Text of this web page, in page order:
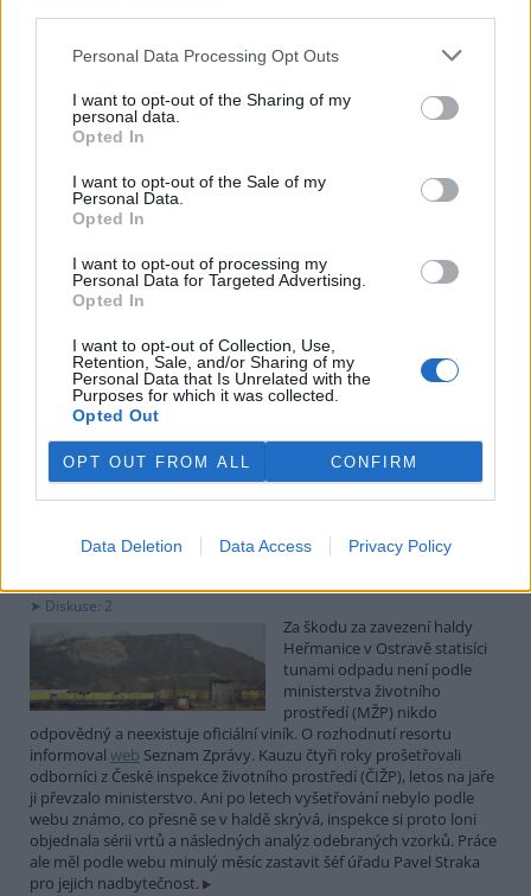
Personal Data Processing Opt Outs
I want to opt-out of the Sharing of my
personal data.
Opted In
I want to opt-out of the Sale of my
Personal Data.
Opted In
I want to opt-out of processing my
Personal Data for Targeted Advertising.
Opted In
I want to opt-out of Collection, Use,
Retention, Sale, and/or Sharing of my
Personal Data that Is Unrelated with the
Purposes for which it was collected.
Opted Out
OPT OUT FROM ALL CONFIRM
Data Deletion Data Access Privacy Policy
obcím prostřednictvím Státního fondu životního prostředí (SFŽP),
v pondělí ale společnost uvedla, že hodlá sama rozhodnout o
využití peněz a že chce ohledně výše podpory jednat přímo s
obcemi v okolí těžební oblasti. Červeného krok překvapil, postup
společnosti sleduje se znepokojením. Společnost patří do
Italské zemědělce trápí listokaz japonský ničící vinice i
5.8.2026 01:12 | ŘÍM (ČTK)
Diskuse: 2
měňavými krovkami, jejichž
původní domovinou je
Japonsko, se stávají čím dál
větší hrozbou v Itálii. Rojí se po
sadech a vinicích a zanechávají za sebou listy s vykousanými
mřížkami, což oslabuje rostliny a snižuje úrodu, napsala agentura
Ministerstvo v kauze haldy Heřmanice rozhodlo, že
viník neexistuje
Diskuse: 2
Za škodu za zavezení haldy
Heřmanice v Ostravě statisíci
tunami odpadu není podle
ministerstva životního
prostředí (MŽP) nikdo
odpovědný a neexistuje oficiální viník. O rozhodnutí resortu
informoval web Seznam Zprávy. Kauzu čtyři roky prošetřovali
odborníci z České inspekce životního prostředí (ČIŽP), letos na jaře
ji převzalo ministerstvo. Ani po letech vyšetřování nebylo podle
webu známo, co přesně se v haldě skrývá, inspekce si proto loni
objednala sérii vrtů a následných analýz odebraných vzorků. Práce
ale měl podle webu minulý měsíc zastavit šéf úřadu Pavel Straka
pro jejich nadbytečnost.